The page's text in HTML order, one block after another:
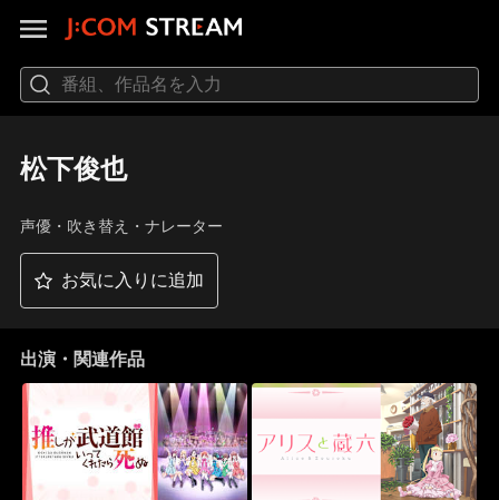
松下俊也
声優・吹き替え・ナレーター
お気に入りに追加
出演・関連作品